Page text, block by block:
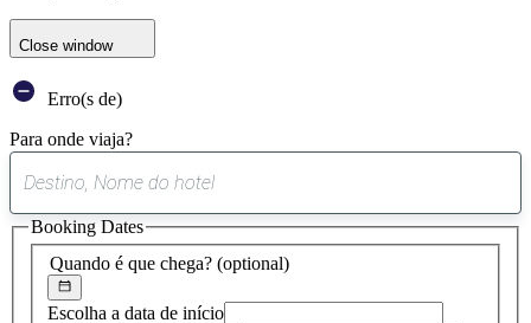
Close window
Erro(s de)
Para onde viaja?
sugestão
encontrada
Quando é que chega? (optional)
Escolha a data de início
Booking Dates